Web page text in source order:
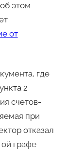
этом
от
где
2
счетов-
при
отказал
графе